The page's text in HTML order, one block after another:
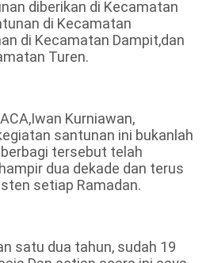
diberikan di Kecamatan
di Kecamatan
di Kecamatan Dampit,dan
Turen.
Kurniawan,
santunan ini bukanlah
tersebut telah
dua dekade dan terus
setiap Ramadan.
satu dua tahun, sudah 19